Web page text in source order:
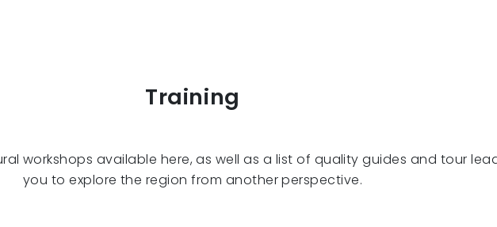
Training
workshops available here, as well as a list of quality guides and tour
you to explore the region from another perspective.